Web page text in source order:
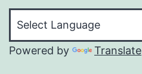
Powered by Translate